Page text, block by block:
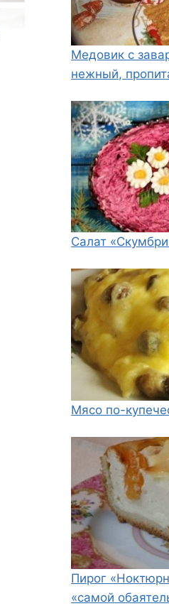
Медовик с
нежный,
Салат
Мясо по-
Пирог
«самой